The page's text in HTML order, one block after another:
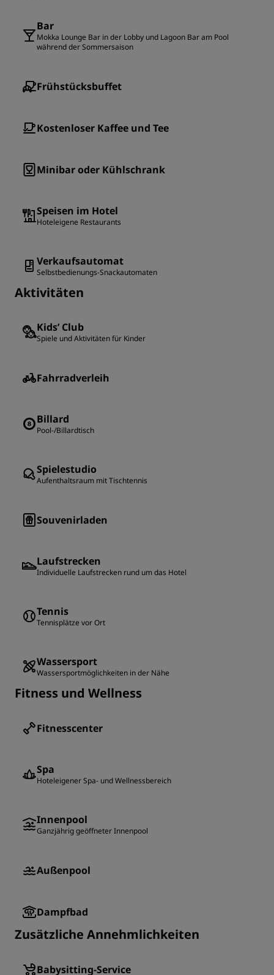
Bar
Mokka Lounge Bar in der Lobby und Lagoon Bar am Pool
während der Sommersaison
Frühstücksbuffet
Kostenloser Kaffee und Tee
Minibar oder Kühlschrank
Speisen im Hotel
Hoteleigene Restaurants
Verkaufsautomat
Selbstbedienungs-Snackautomaten
Aktivitäten
Kids’ Club
Spiele und Aktivitäten für Kinder
Fahrradverleih
Billard
Pool-/Billardtisch
Spielestudio
Aufenthaltsraum mit Tischtennis
Souvenirladen
Laufstrecken
Individuelle Laufstrecken rund um das Hotel
Tennis
Tennisplätze vor Ort
Wassersport
Wassersportmöglichkeiten in der Nähe
Fitness und Wellness
Fitnesscenter
Spa
Hoteleigener Spa- und Wellnessbereich
Innenpool
Ganzjährig geöffneter Innenpool
Außenpool
Dampfbad
Zusätzliche Annehmlichkeiten
Babysitting-Service